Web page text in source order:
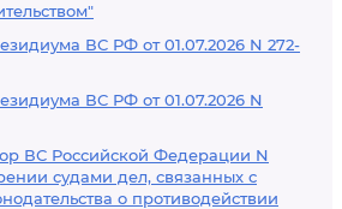
ВС РФ от 01.07.2026 N 272-
ВС РФ от 01.07.2026 N
ВС Российской Федерации N
судами дел, связанных с
о противодействии